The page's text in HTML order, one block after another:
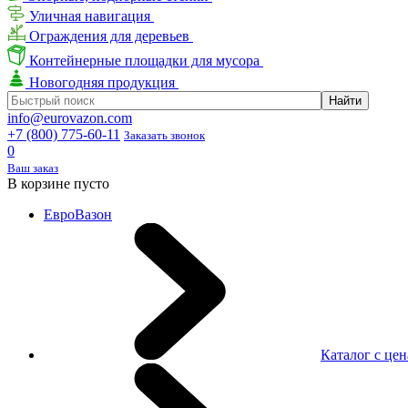
Уличная навигация
Ограждения для деревьев
Контейнерные площадки для мусора
Новогодняя продукция
info@eurovazon.com
+7 (800) 775-60-11 Заказать звонок
0
Ваш заказ
В корзине пусто
ЕвроВазон
Каталог с